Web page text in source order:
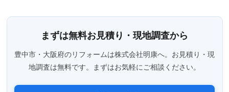
まずは無料お見積り・現地調査から
豊中市・大阪府のリフォームは株式会社明康へ。お見積り・現
地調査は無料です。まずはお気軽にご相談ください。